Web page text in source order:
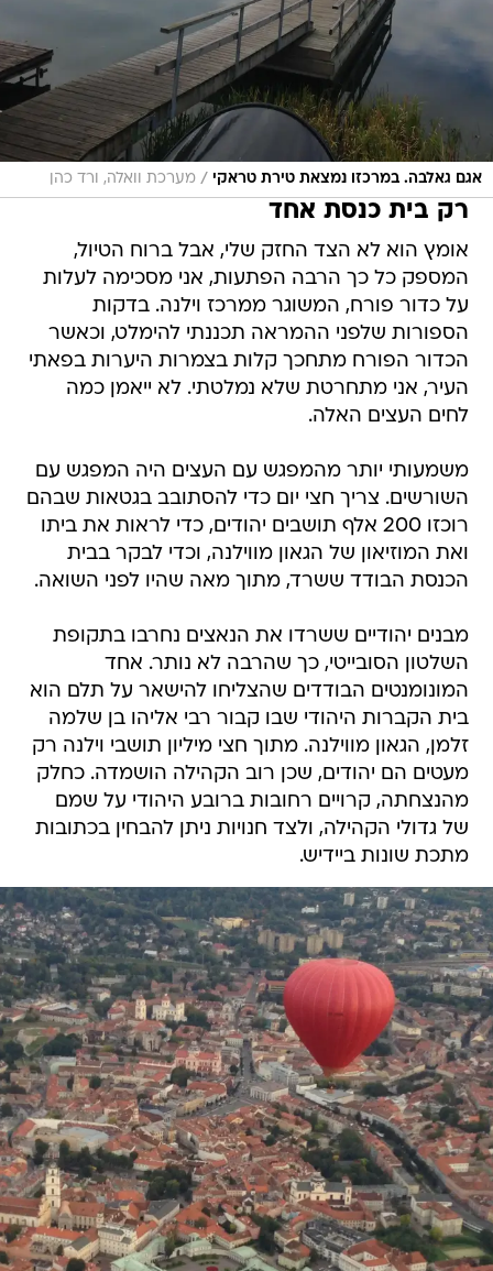
אגם גאלבה. במרכזו נמצאת טירת טראקי / מערכת וואלה, ורד כהן
רק בית כנסת אחד
אומץ הוא לא הצד החזק שלי, אבל ברוח הטיול,
המספק כל כך הרבה הפתעות, אני מסכימה לעלות
על כדור פורח, המשוגר ממרכז וילנה. בדקות
הספורות שלפני ההמראה תכננתי להימלט, וכאשר
הכדור הפורח מתחכך קלות בצמרות היערות בפאתי
העיר, אני מתחרטת שלא נמלטתי. לא ייאמן כמה
לחים העצים האלה.
משמעותי יותר מהמפגש עם העצים היה המפגש עם
השורשים. צריך חצי יום כדי להסתובב בגטאות שבהם
רוכזו 200 אלף תושבים יהודים, כדי לראות את ביתו
ואת המוזיאון של הגאון מווילנה, וכדי לבקר בבית
הכנסת הבודד ששרד, מתוך מאה שהיו לפני השואה.
מבנים יהודיים ששרדו את הנאצים נחרבו בתקופת
השלטון הסובייטי, כך שהרבה לא נותר. אחד
המונומנטים הבודדים שהצליחו להישאר על תלם הוא
בית הקברות היהודי שבו קבור רבי אליהו בן שלמה
זלמן, הגאון מווילנה. מתוך חצי מיליון תושבי וילנה רק
מעטים הם יהודים, שכן רוב הקהילה הושמדה. כחלק
מהנצחתה, קרויים רחובות ברובע היהודי על שמם
של גדולי הקהילה, ולצד חנויות ניתן להבחין בכתובות
מתכת שונות ביידיש.